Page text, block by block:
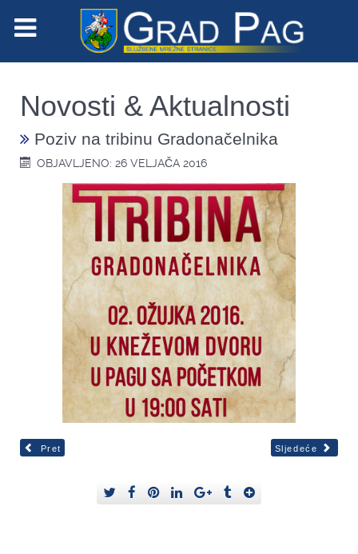
Novosti & Aktualnosti
Poziv na tribinu Gradonačelnika
OBJAVLJENO: 26 VELJAČA 2016
Pret Sljedeće